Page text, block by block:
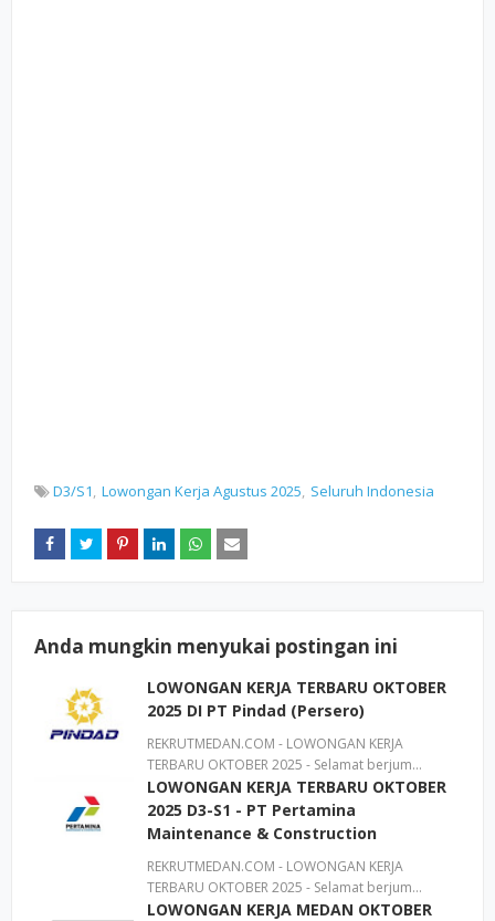
D3/S1 Lowongan Kerja Agustus 2025 Seluruh Indonesia
Anda mungkin menyukai postingan ini
LOWONGAN KERJA TERBARU OKTOBER
2025 DI PT Pindad (Persero)
REKRUTMEDAN.COM - LOWONGAN KERJA
TERBARU OKTOBER 2025 - Selamat berjum…
LOWONGAN KERJA TERBARU OKTOBER
2025 D3-S1 - PT Pertamina
Maintenance & Construction
REKRUTMEDAN.COM - LOWONGAN KERJA
TERBARU OKTOBER 2025 - Selamat berjum…
LOWONGAN KERJA MEDAN OKTOBER